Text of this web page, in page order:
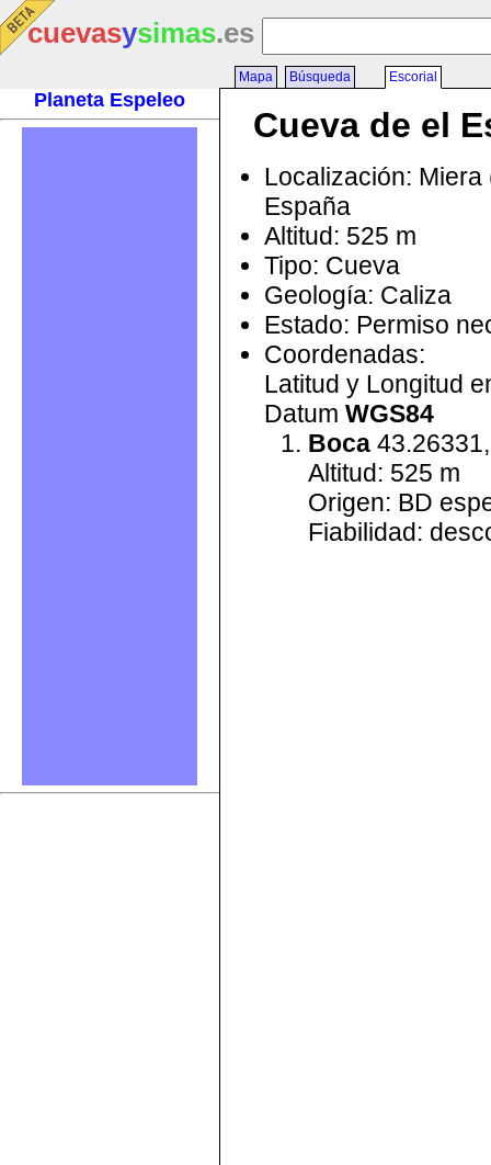
cuevasysimas.es
Planeta Espeleo
Mapa Búsqueda Escorial
Cueva de el
Localización: Miera
España
Altitud: 525 m
Tipo: Cueva
Geología: Caliza
Estado: Permiso
Coordenadas:
Latitud y Longitud
Datum WGS84
Boca
Altitud: 525 m
Origen: BD
Fiabilidad: